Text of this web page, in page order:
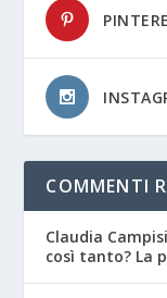
COMMENTI
Claudia Campisi
così tanto? La